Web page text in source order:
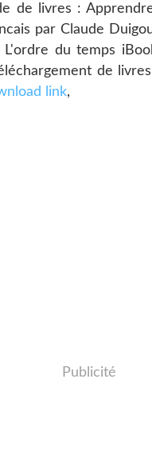
de livres :
par Claude
du temps
de
link,
Publicité